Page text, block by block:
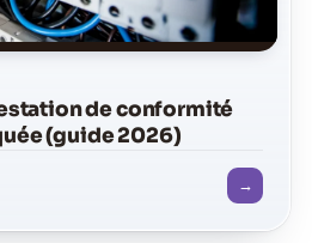
de conformité
(guide 2026)
→